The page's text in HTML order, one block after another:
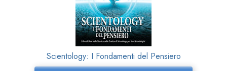
Scientology: I Fondamenti del Pensiero